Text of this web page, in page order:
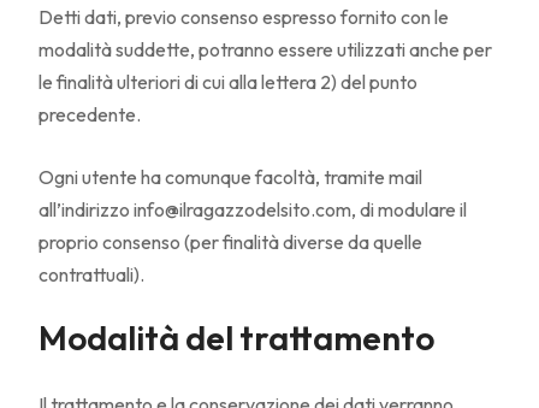
Detti dati, previo consenso espresso fornito con le
modalità suddette, potranno essere utilizzati anche per
le finalità ulteriori di cui alla lettera 2) del punto
precedente.
Ogni utente ha comunque facoltà, tramite mail
all’indirizzo info@ilragazzodelsito.com, di modulare il
proprio consenso (per finalità diverse da quelle
contrattuali).
Modalità del trattamento